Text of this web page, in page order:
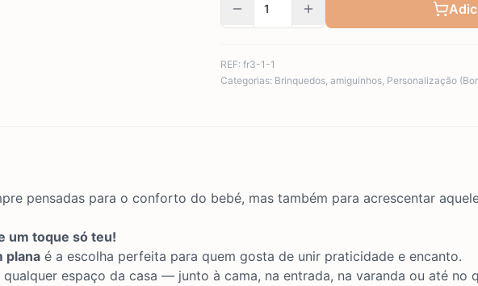
REF: fr3-1-1
Categorias: Brinquedos, amiguinhos, Personalização
pensadas para o conforto do bebé, mas também para acrescentar
um toque só teu!
plana é a escolha perfeita para quem gosta de unir praticidade e encanto.
espaço da casa — junto à cama, na entrada, na varanda ou até no